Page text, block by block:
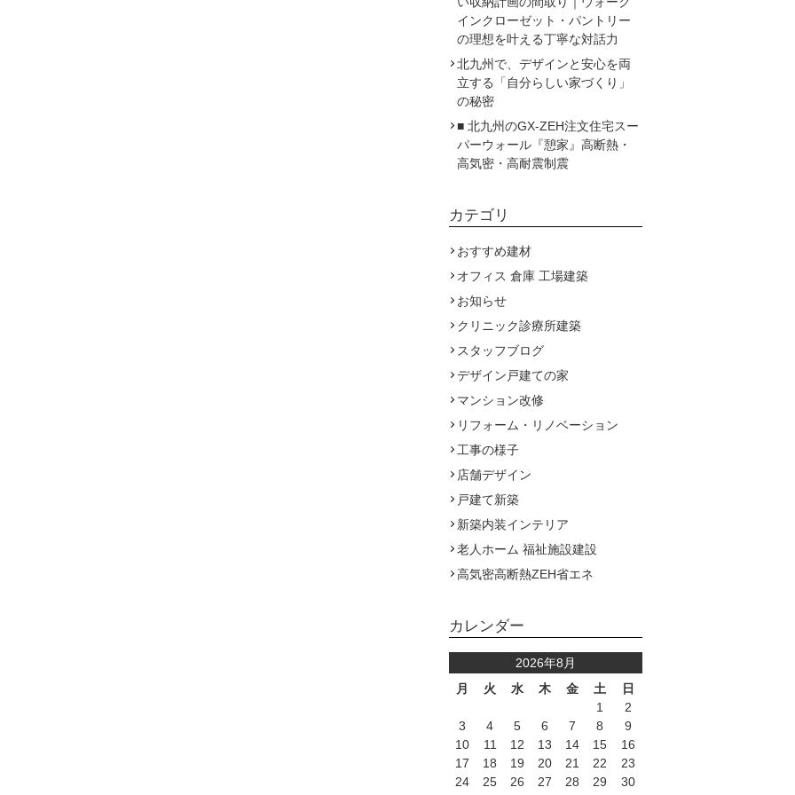
インクローゼット・パントリー
の理想を叶える丁寧な対話力
北九州で、デザインと安心を両
立する「自分らしい家づくり」
の秘密
■ 北九州のGX-ZEH注文住宅スー
パーウォール『憩家』高断熱・
高気密・高耐震制震
カテゴリ
おすすめ建材
オフィス 倉庫 工場建築
お知らせ
クリニック診療所建築
スタッフブログ
デザイン戸建ての家
マンション改修
リフォーム・リノベーション
工事の様子
店舗デザイン
戸建て新築
新築内装インテリア
老人ホーム 福祉施設建設
高気密高断熱ZEH省エネ
カレンダー
2026年8月
月
火 水 木 金 土
日
1
2
3
4 5 6 7 8
9
10
11 12 13 14 15
16
17
18 19 20 21 22
23
24
25 26 27 28 29
30